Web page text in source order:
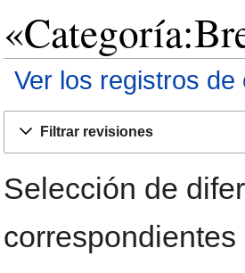
Ver los registros de
navegación
búsqueda
Filtrar revisiones
Selección de